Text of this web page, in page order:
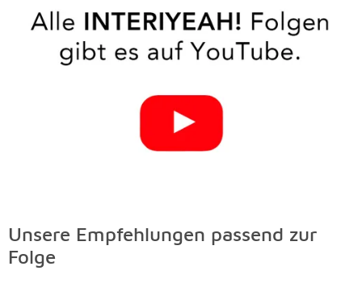
Unsere Empfehlungen passend zur Folge Überspringen
Unsere Empfehlungen passend zur
Folge